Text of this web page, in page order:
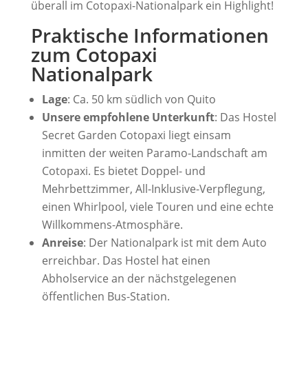
überall im Cotopaxi-Nationalpark ein Highlight!
Praktische Informationen
zum Cotopaxi
Nationalpark
Lage: Ca. 50 km südlich von Quito
Unsere empfohlene Unterkunft: Das Hostel
Secret Garden Cotopaxi liegt einsam
inmitten der weiten Paramo-Landschaft am
Cotopaxi. Es bietet Doppel- und
Mehrbettzimmer, All-Inklusive-Verpflegung,
einen Whirlpool, viele Touren und eine echte
Willkommens-Atmosphäre.
Anreise: Der Nationalpark ist mit dem Auto
erreichbar. Das Hostel hat einen
Abholservice an der nächstgelegenen
öffentlichen Bus-Station.